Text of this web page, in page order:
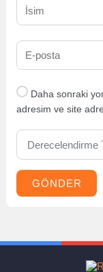
Daha sonraki
adresim ve site
Derecelendirme
GÖNDER